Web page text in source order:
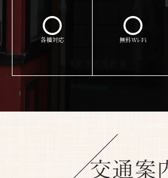
各種対応​​​​​​​ 無料Wi-Fi​​​​​​​